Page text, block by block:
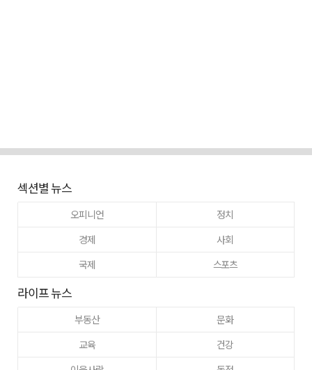
섹션별 뉴스
오피니언
정치
경제
사회
국제
스포츠
라이프 뉴스
부동산
문화
교육
건강